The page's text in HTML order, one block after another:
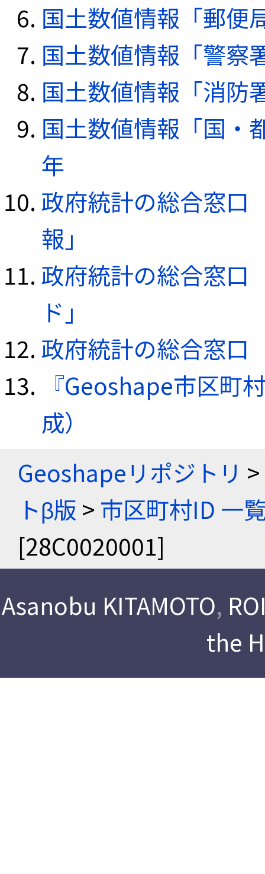
国土数値情報「郵便
国土数値情報「警察
国土数値情報「消防
国土数値情報「国・
年
政府統計の総合窓口
報」
政府統計の総合窓口
ド」
政府統計の総合窓口
『Geoshape市区町
成）
Geoshapeリポジトリ >
トβ版 > 市区町村ID 一
[28C0020001]
Asanobu KITAMOTO,
the